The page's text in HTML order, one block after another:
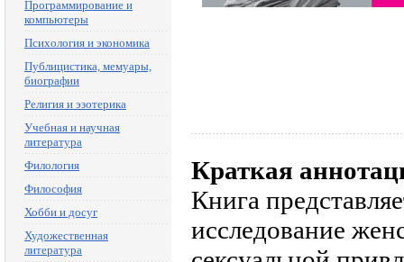
Программирование и
компьютеры
Психология и экономика
Публицистика, мемуары,
биографии
Религия и эзотерика
Учебная и научная
литература
Филология
Философия
Хобби и досуг
Художественная
литература
Краткая
Книга
исследование